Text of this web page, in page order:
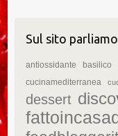
Sul sito
antiossidante basilico
cucinamediterranea
dessert